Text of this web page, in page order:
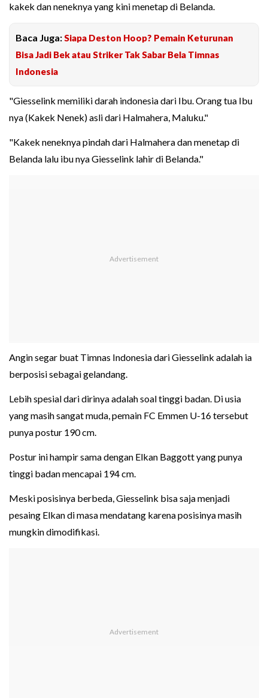
kakek dan neneknya yang kini menetap di Belanda.
Baca Juga:Siapa Deston Hoop? Pemain Keturunan
Bisa Jadi Bek atau Striker Tak Sabar Bela Timnas
Indonesia
"Giesselink memiliki darah indonesia dari Ibu. Orang tua Ibu
nya (Kakek Nenek) asli dari Halmahera, Maluku."
"Kakek neneknya pindah dari Halmahera dan menetap di
Belanda lalu ibu nya Giesselink lahir di Belanda."
Angin segar buat Timnas Indonesia dari Giesselink adalah ia
berposisi sebagai gelandang.
Lebih spesial dari dirinya adalah soal tinggi badan. Di usia
yang masih sangat muda, pemain FC Emmen U-16 tersebut
punya postur 190 cm.
Postur ini hampir sama dengan Elkan Baggott yang punya
tinggi badan mencapai 194 cm.
Meski posisinya berbeda, Giesselink bisa saja menjadi
pesaing Elkan di masa mendatang karena posisinya masih
mungkin dimodifikasi.